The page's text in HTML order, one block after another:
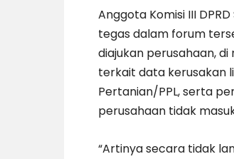
Anggota Komisi III
tegas dalam forum
diajukan perusahaan,
terkait data kerusakan
Pertanian/PPL, serta
perusahaan tidak
“Artinya secara tidak